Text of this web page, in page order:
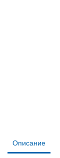
Описание